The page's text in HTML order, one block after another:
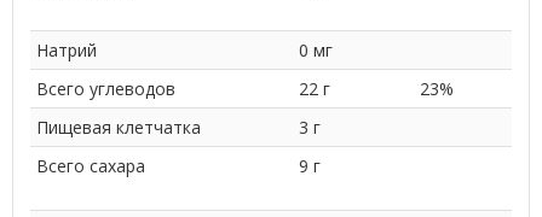
Натрий
0 мг
Всего углеводов
22 г
23%
Пищевая клетчатка
3 г
Всего сахара
9 г